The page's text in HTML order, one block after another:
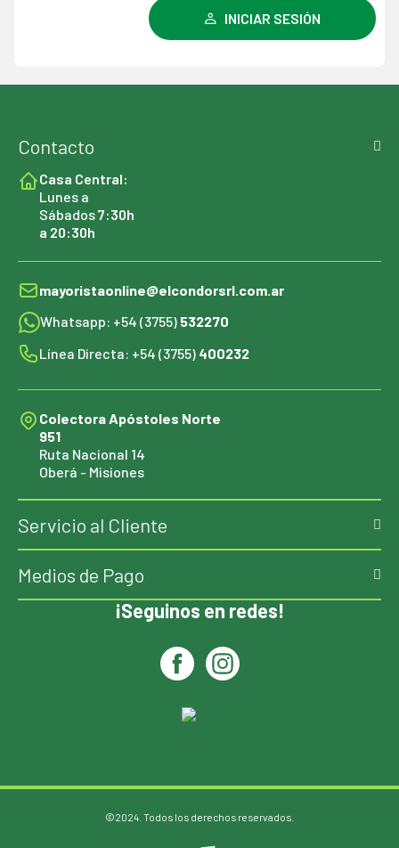
INICIAR SESIÓN
Contacto
Casa Central:
Lunes a
Sábados7:30h
a 20:30h
mayoristaonline@elcondorsrl.com.ar
Whatsapp: +54 (3755) 532270
Línea Directa: +54 (3755) 400232
Colectora Apóstoles Norte
951
Ruta Nacional 14
Oberá - Misiones
Servicio al Cliente
Medios de Pago
¡Seguinos en redes!
©2024. Todos los derechos reservados.